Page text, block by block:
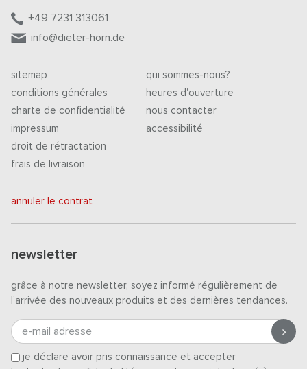
+49 7231 313061
info@dieter-horn.de
sitemap
conditions générales
charte de confidentialité
impressum
droit de rétractation
frais de livraison
qui sommes-nous?
heures d'ouverture
nous contacter
accessibilité
annuler le contrat
newsletter
grâce à notre newsletter, soyez informé régulièrement de
l’arrivée des nouveaux produits et des dernières tendances.
e-mail adresse
je déclare avoir pris connaissance et accepter